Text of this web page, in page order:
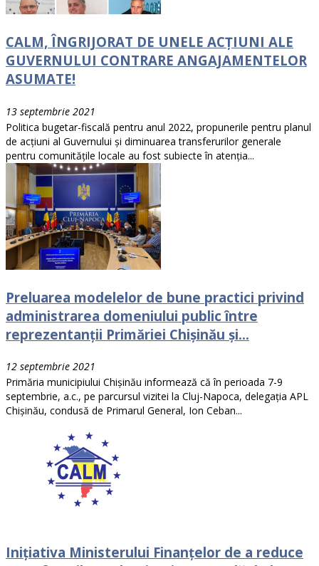
CALM, ÎNGRIJORAT DE UNELE ACȚIUNI ALE
GUVERNULUI CONTRARE ANGAJAMENTELOR
ASUMATE!
13 septembrie 2021
Politica bugetar-fiscală pentru anul 2022, propunerile pentru planul
de acțiuni al Guvernului și diminuarea transferurilor generale
pentru comunitățile locale au fost subiecte în atenția...
Preluarea modelelor de bune practici privind
administrarea domeniului public între
reprezentanții Primăriei Chișinău și...
12 septembrie 2021
Primăria municipiului Chișinău informează că în perioada 7-9
septembrie, a.c., pe parcursul vizitei la Cluj-Napoca, delegația APL
Chișinău, condusă de Primarul General, Ion Ceban...
Inițiativa Ministerului Finanțelor de a reduce